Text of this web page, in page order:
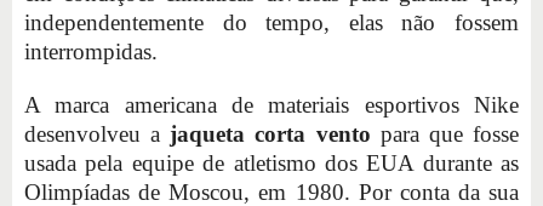
independentemente do tempo, elas não fossem
interrompidas.
A marca americana de materiais esportivos Nike
desenvolveu ajaqueta corta vento para que fosse
usada pela equipe de atletismo dos EUA durante as
Olimpíadas de Moscou, em 1980. Por conta da sua